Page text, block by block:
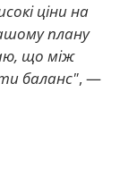
ціни на
плану
що між
баланс", —